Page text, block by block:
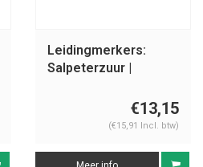
Leidingmerkers:
Salpeterzuur |
€13,15
(€15,91 Incl. btw)